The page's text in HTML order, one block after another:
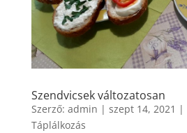
Szendvicsek változatosan
Szerző: admin | szept 14, 2021 |
Táplálkozás